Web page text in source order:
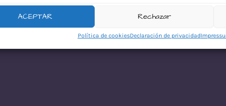
ACEPTAR Rechazar
Política de cookiesDeclaración de privacidad